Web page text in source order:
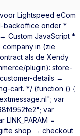
Lightspeed eCom
backoffice onder *
Custom JavaScript *
in (zie
als de Xendy
plugin): store-
details →
cart. */ (function () {
var
var
LINK_PARAM =
shop → checkout